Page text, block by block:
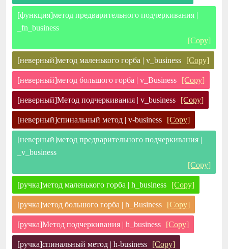
[функция]метод предварительного подчеркивания |
_fn_business
[Copy]
[неверный]метод маленького горба | v_business [Copy]
[неверный]метод большого горба | v_Business [Copy]
[неверный]Метод подчеркивания | v_business [Copy]
[неверный]спинальный метод | v-business [Copy]
[неверный]метод предварительного подчеркивания |
_v_business
[Copy]
[ручка]метод маленького горба | h_business [Copy]
[ручка]метод большого горба | h_Business [Copy]
[ручка]Метод подчеркивания | h_business [Copy]
[ручка]спинальный метод | h-business [Copy]